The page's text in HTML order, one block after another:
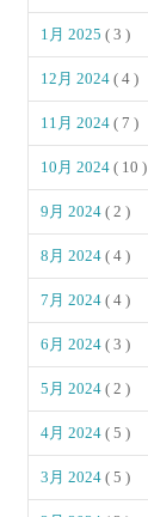
1月 2025( 3 )
12月 2024( 4 )
11月 2024( 7 )
10月 2024( 10 )
9月 2024( 2 )
8月 2024( 4 )
7月 2024( 4 )
6月 2024( 3 )
5月 2024( 2 )
4月 2024( 5 )
3月 2024( 5 )